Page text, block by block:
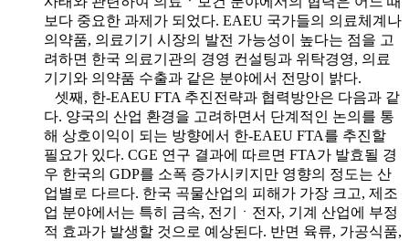
보다 중요한 과제가 되었다. EAEU 국가들의 의료체계나
의약품, 의료기기 시장의 발전 가능성이 높다는 점을 고
려하면 한국 의료기관의 경영 컨설팅과 위탁경영, 의료
기기와 의약품 수출과 같은 분야에서 전망이 밝다.
셋째, 한-EAEU FTA 추진전략과 협력방안은 다음과 같
다. 양국의 산업 환경을 고려하면서 단계적인 논의를 통
해 상호이익이 되는 방향에서 한-EAEU FTA를 추진할
필요가 있다. CGE 연구 결과에 따르면 FTA가 발효될 경
우 한국의 GDP를 소폭 증가시키지만 영향의 정도는 산
업별로 다르다. 한국 곡물산업의 피해가 가장 크고, 제조
업 분야에서는 특히 금속, 전기ㆍ전자, 기계 산업에 부정
적 효과가 발생할 것으로 예상된다. 반면 육류, 가공식품,